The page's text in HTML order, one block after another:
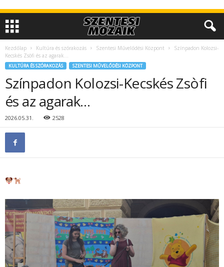
Kezdőlap Kultúra és szórakozás Szentesi Művelődési Központ
Színpadon Kolozsi-
Kecskés Zsòfi és az agarak…
KULTÚRA ÉS SZÓRAKOZÁS SZENTESI MŰVELŐDÉSI KÖZPONT
Színpadon Kolozsi-Kecskés Zsòfi
és az agarak…
2026.05.31. 2528